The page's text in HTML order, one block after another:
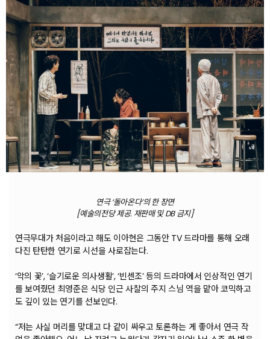
연극 ‘돌아온다’의 한 장면
[예술의전당 제공. 재판매 및 DB 금지]
연극무대가 처음이라고 해도 이아현은 그동안 TV 드라마를 통해 오래
다진 탄탄한 연기로 시선을 사로잡는다.
‘악의 꽃’, ‘슬기로운 의사생활’, ‘빈센조’ 등의 드라마에서 인상적인 연기
를 보여줬던 최영준은 식당 인근 사찰의 주지 스님 역을 맡아 코믹하고
도 깊이 있는 연기를 선보인다.
“저는 사실 머리를 맞대고 다 같이 싸우고 토론하는 게 좋아서 연극 작